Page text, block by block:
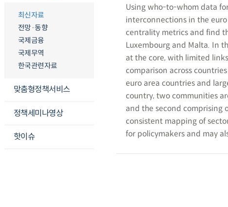
최신자료
전망·동향
국제금융
국제무역
한국관련자료
맞춤형정책서비스
정책세미나영상
핫이슈
Using who-to-whom data
interconnections in the
centrality metrics and find
Luxembourg and Malta. In
at the core, with limited
comparison across
euro area countries and
country, two communities
and the second comprising
consistent mapping of
for policymakers and may